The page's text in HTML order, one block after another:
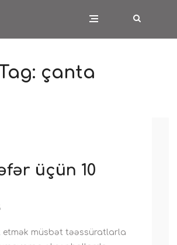
çanta
üçün 10
etmək müsbət təəssüratlarla